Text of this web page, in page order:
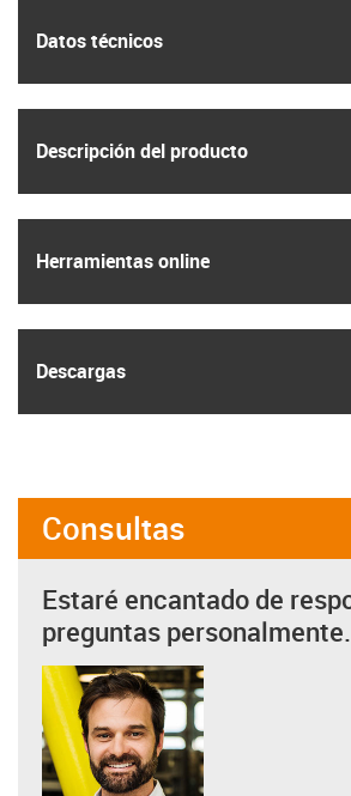
Datos técnicos
Descripción del producto
Herramientas online
Descargas
Consultas
Estaré encantado de
preguntas personalmente.